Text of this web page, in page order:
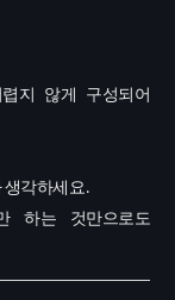
지 않게
구성되어
생각하세요.
하는
것만으로도